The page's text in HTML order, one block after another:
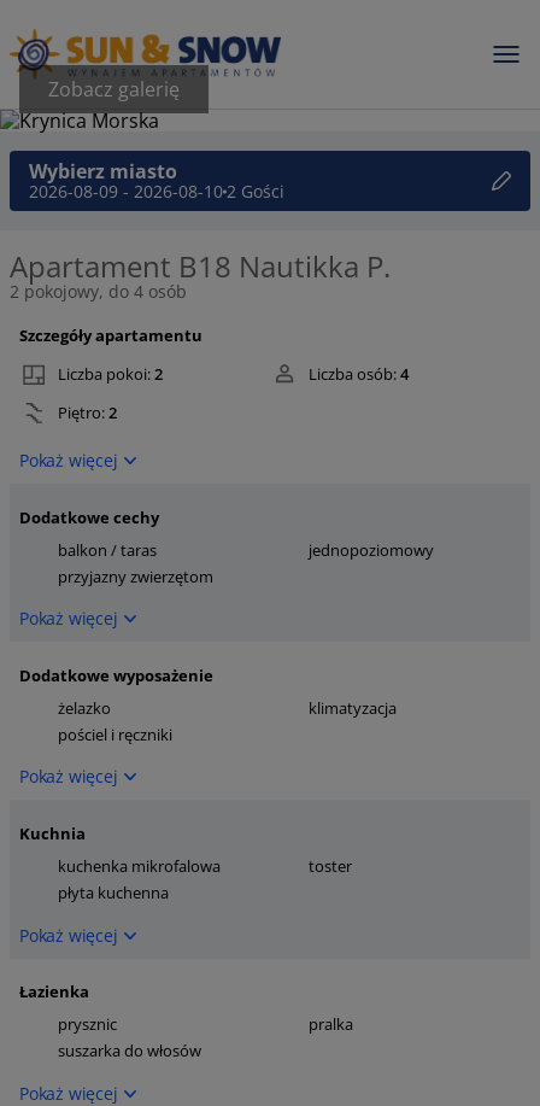
Zobacz galerię
Wybierz miasto
2026-08-09 - 2026-08-102 Gości
Apartament B18 Nautikka P.
2 pokojowy, do 4 osób
Szczegóły apartamentu
Liczba pokoi:2 Liczba osób:4
Piętro:2
Pokaż więcej
Dodatkowe cechy
balkon / taras
jednopoziomowy
przyjazny zwierzętom
Pokaż więcej
Dodatkowe wyposażenie
żelazko
klimatyzacja
pościel i ręczniki
Pokaż więcej
Kuchnia
kuchenka mikrofalowa
toster
płyta kuchenna
Pokaż więcej
Łazienka
prysznic
pralka
suszarka do włosów
Pokaż więcej